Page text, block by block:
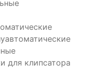
для клипсатора